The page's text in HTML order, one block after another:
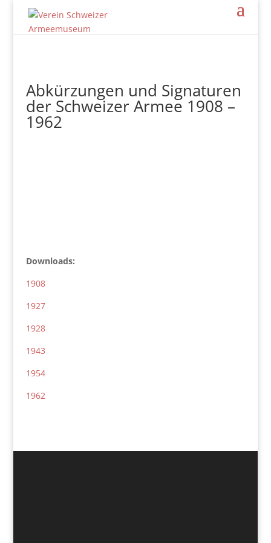
Abkürzungen und Signaturen
der Schweizer Armee 1908 –
1962
Downloads:
1908
1927
1928
1943
1954
1962